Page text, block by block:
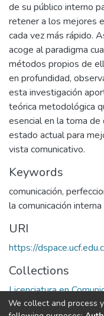
de su público interno
retener a los mejores
cada vez más rápido.
acoge al paradigma
métodos propios de
en profundidad,
esta investigación
teórica metodológica
esencial en la toma de
estado actual para
vista comunicativo.
Keywords
comunicación,
la comunicación interna
URI
https://
Collections
Licenciatura en
We collect and process